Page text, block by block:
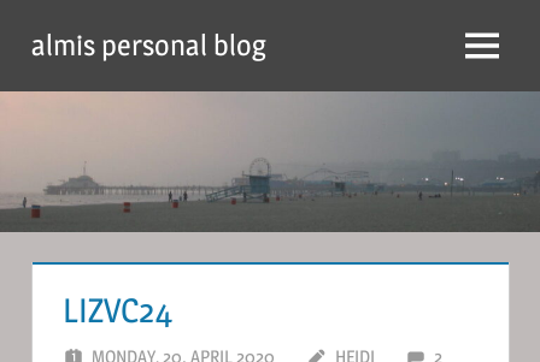
content
almis personal blog Menu
LIZVC24
MONDAY, 20. APRIL 2020 HEIDI
2